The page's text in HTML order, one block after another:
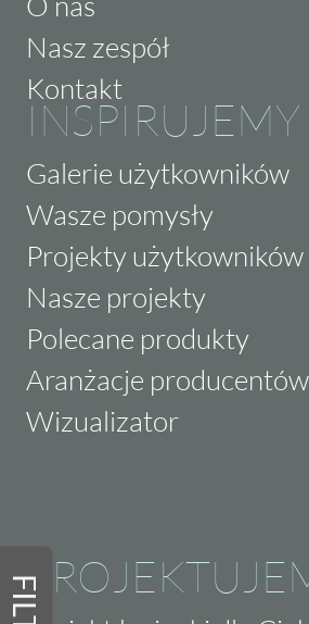
Nasz zespół
Kontakt
INSPIRUJEMY
Galerie użytkowników
Wasze pomysły
Projekty użytkowników
Nasze projekty
Polecane produkty
Aranżacje producentów
Wizualizator